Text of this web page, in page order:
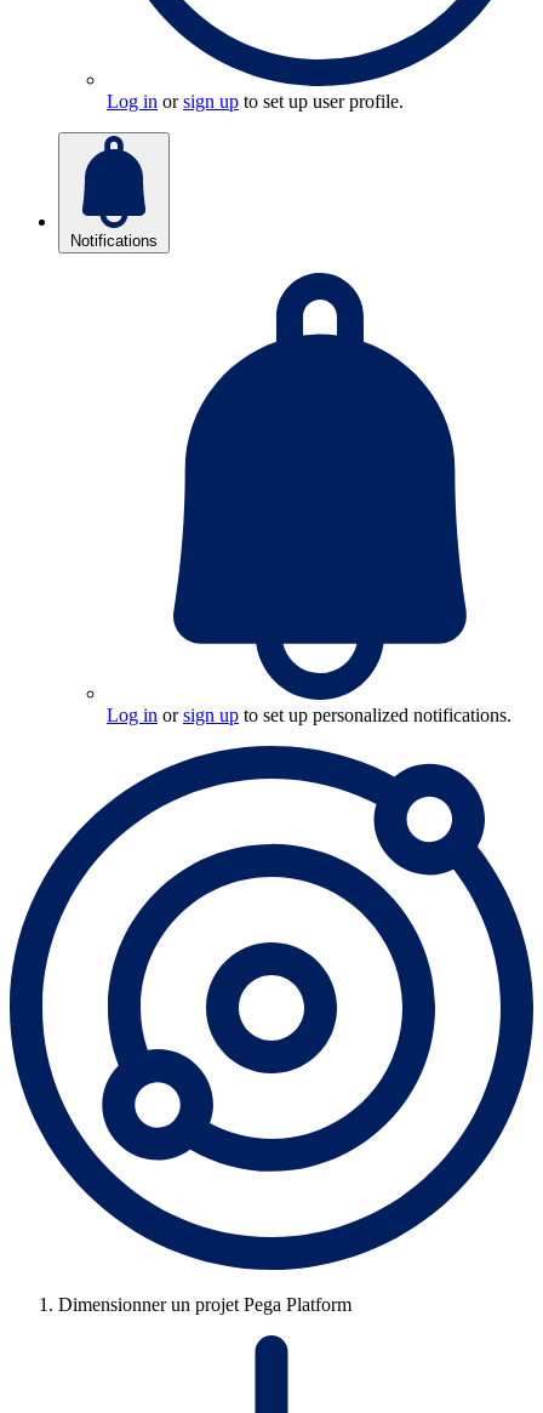
Log in orsign up to set up user profile.
Notifications
Log in orsign up to set up personalized notifications.
Dimensionner un projet Pega Platform